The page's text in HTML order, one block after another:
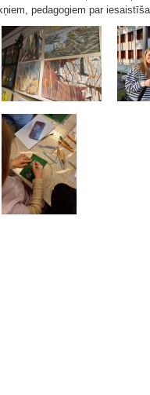
pedagogiem par